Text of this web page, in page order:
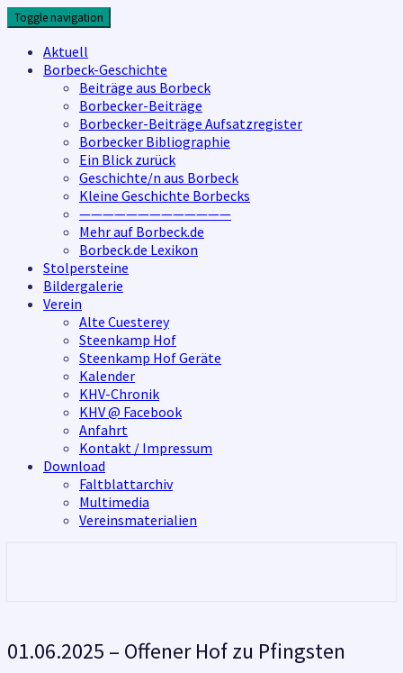
Skip
to
content
Toggle navigation
Aktuell
Borbeck-Geschichte
Beiträge aus Borbeck
Borbecker-Beiträge
Borbecker-Beiträge Aufsatzregister
Borbecker Bibliographie
Ein Blick zurück
Geschichte/n aus Borbeck
Kleine Geschichte Borbecks
—————————————
Mehr auf Borbeck.de
Borbeck.de Lexikon
Stolpersteine
Bildergalerie
Verein
Alte Cuesterey
Steenkamp Hof
Steenkamp Hof Geräte
Kalender
KHV-Chronik
KHV @ Facebook
Anfahrt
Kontakt / Impressum
Download
Faltblattarchiv
Multimedia
Vereinsmaterialien
01.06.2025
–
01.06.2025 – Offener Hof zu Pfingsten